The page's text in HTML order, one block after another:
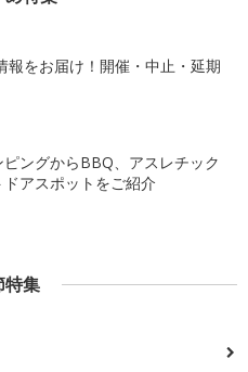
報をお届け！開催・中止・延期
ングからBBQ、アスレチック
アスポットをご紹介
特集